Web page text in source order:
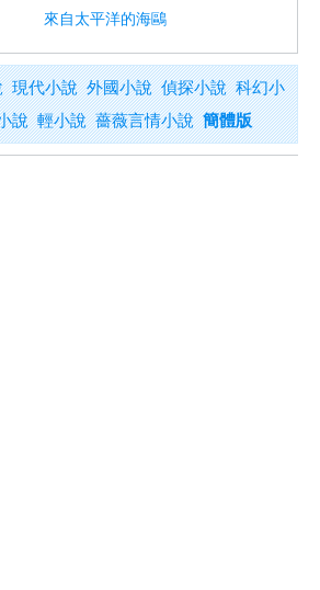
來自太平洋的海鷗
現代小說 外國小說 偵探小說 科幻小
說 輕小說 薔薇言情小說 簡體版